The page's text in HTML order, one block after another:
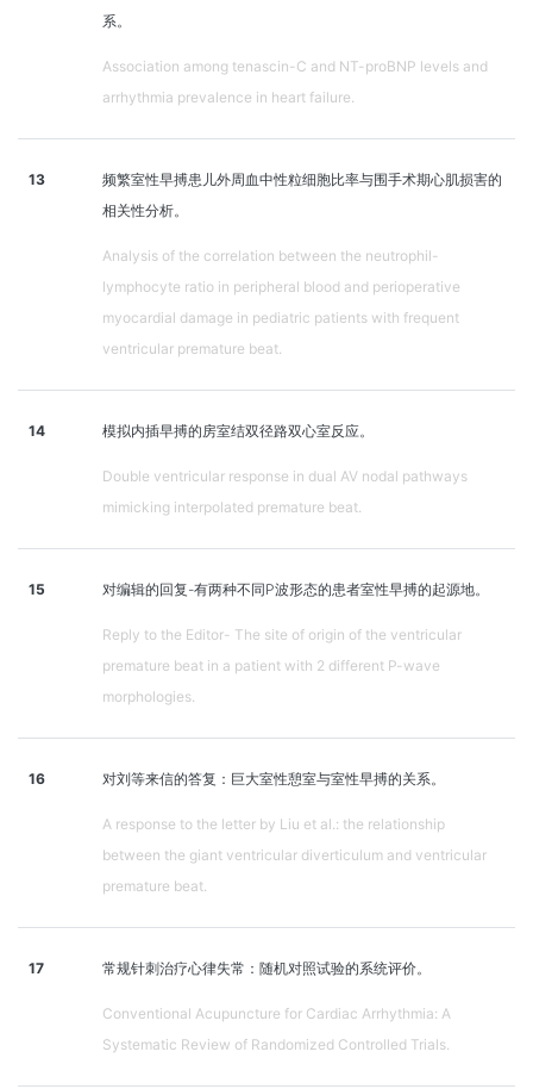
系。
Association among tenascin-C and NT-proBNP levels and
arrhythmia prevalence in heart failure.
13
频繁室性早搏患儿外周血中性粒细胞比率与围手术期心肌损害的
相关性分析。
Analysis of the correlation between the neutrophil-
lymphocyte ratio in peripheral blood and perioperative
myocardial damage in pediatric patients with frequent
ventricular premature beat.
14 模拟内插早搏的房室结双径路双心室反应。
Double ventricular response in dual AV nodal pathways
mimicking interpolated premature beat.
15 对编辑的回复-有两种不同P波形态的患者室性早搏的起源地。
Reply to the Editor- The site of origin of the ventricular
premature beat in a patient with 2 different P-wave
morphologies.
16 对刘等来信的答复：巨大室性憩室与室性早搏的关系。
A response to the letter by Liu et al.: the relationship
between the giant ventricular diverticulum and ventricular
premature beat.
17 常规针刺治疗心律失常：随机对照试验的系统评价。
Conventional Acupuncture for Cardiac Arrhythmia: A
Systematic Review of Randomized Controlled Trials.